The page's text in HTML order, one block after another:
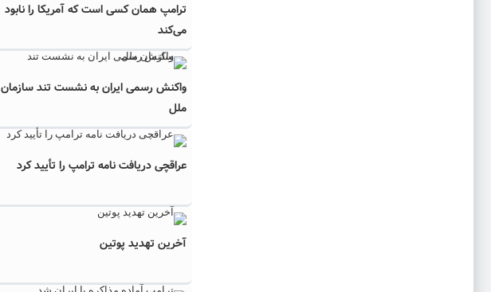
ترامپ همان‌ کسی است که آمریکا را نابود
می‌کند
واکنش رسمی ایران به نشست تند سازمان
ملل
عراقچی دریافت نامه ترامپ را تأیید کرد
آخرین تهدید پوتین